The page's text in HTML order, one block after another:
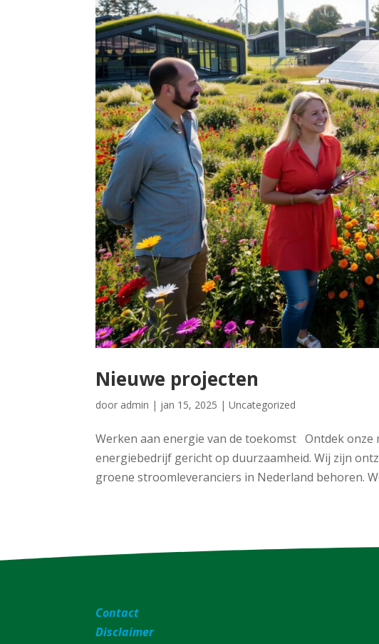
Nieuwe projecten
door admin | jan 15, 2025 |Uncategorized
Werken aan energie van de toekomst Ontdek onze
energiebedrijf gericht op duurzaamheid. Wij zijn
groene stroomleveranciers in Nederland behoren.
Contact
Disclaimer